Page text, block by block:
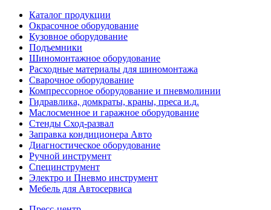
Каталог продукции
Окрасочное оборудование
Кузовное оборудование
Подъемники
Шиномонтажное оборудование
Расходные материалы для шиномонтажа
Сварочное оборудование
Компрессорное оборудование и пневмолинии
Гидравлика, домкраты, краны, преса и.д.
Маслосменное и гаражное оборудование
Стенды Сход-развал
Заправка кондиционера Авто
Диагностическое оборудование
Ручной инструмент
Специнструмент
Электро и Пневмо инструмент
Мебель для Автосервиса